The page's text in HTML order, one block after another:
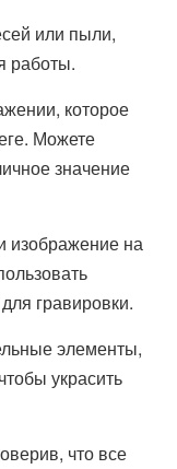
или пыли,
работы.
которое
Можете
значение
изображение на
гравировки.
элементы,
украсить
что все